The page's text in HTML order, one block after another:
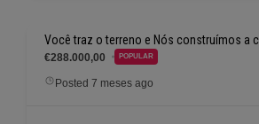
Você traz o terreno e Nós construímos a
€288.000,00 POPULAR
Posted 7 meses ago